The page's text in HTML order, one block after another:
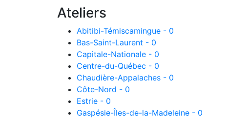
Ateliers
Abitibi-Témiscamingue - 0
Bas-Saint-Laurent - 0
Capitale-Nationale - 0
Centre-du-Québec - 0
Chaudière-Appalaches - 0
Côte-Nord - 0
Estrie - 0
Gaspésie-Îles-de-la-Madeleine - 0